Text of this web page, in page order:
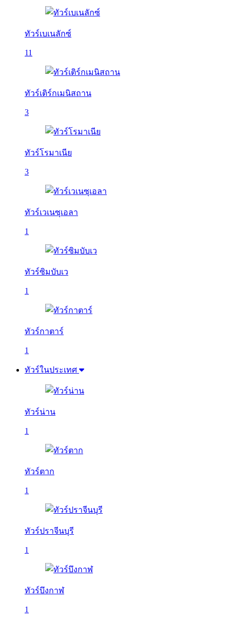
ทัวร์เบเนลักซ์
11
ทัวร์เติร์กเมนิสถาน
3
ทัวร์โรมาเนีย
3
ทัวร์เวเนซุเอลา
1
ทัวร์ซิมบับเว
1
ทัวร์กาตาร์
1
ทัวร์ในประเทศ
ทัวร์น่าน
1
ทัวร์ตาก
1
ทัวร์ปราจีนบุรี
1
ทัวร์บึงกาฬ
1